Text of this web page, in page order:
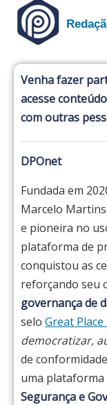
Venha fazer
acesse
com outras
DPOnet
Fundada em
Marcelo
e pioneira no
plataforma de
conquistou as
reforçando seu
governança de
selo Great
democratizar,
de
uma plataforma
Segurança e